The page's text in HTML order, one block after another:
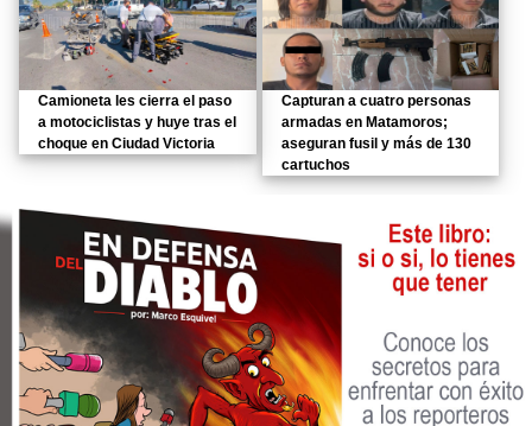
Camioneta les cierra el paso
a motociclistas y huye tras el
choque en Ciudad Victoria
Capturan a cuatro personas
armadas en Matamoros;
aseguran fusil y más de 130
cartuchos